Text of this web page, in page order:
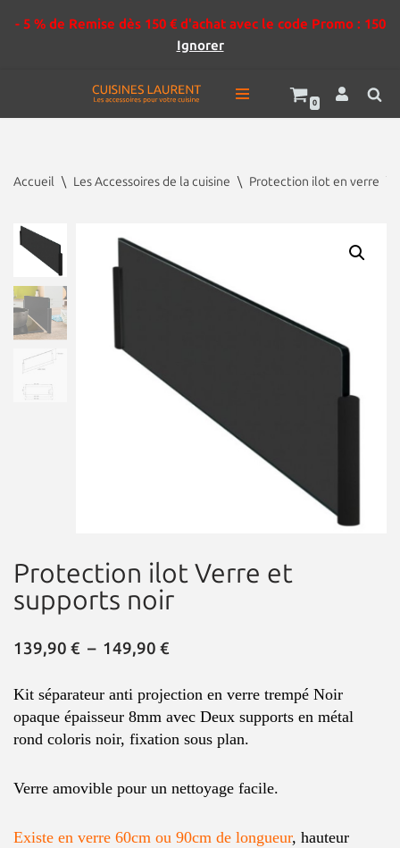
- 5 % de Remise dès 150 € d'achat avec le code Promo : 150
Ignorer
Aller
0
Accueil \ Les Accessoires de la cuisine \ Protection ilot en verre
Protection ilot Verre et
supports noir
139,90 € – 149,90 €
Kit séparateur anti projection en verre trempé Noir
opaque épaisseur 8mm avec Deux supports en métal
rond coloris noir, fixation sous plan.
Verre amovible pour un nettoyage facile.
Existe en verre 60cm ou 90cm de longueur, hauteur